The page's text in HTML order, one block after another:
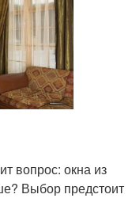
вопрос: окна из
Выбор предстоит